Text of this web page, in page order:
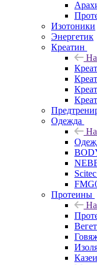
Изотоники
Энергетик
Креатин
Одежда
Протеины